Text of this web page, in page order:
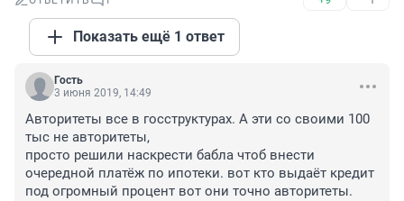
Показать ещё 1 ответ
Гость
3 июня 2019, 14:49
Авторитеты все в госструктурах. А эти со своими 100
тыс не авторитеты,
просто решили наскрести бабла чтоб внести
очередной платёж по ипотеки. вот кто выдаёт кредит
под огромный процент вот они точно авторитеты.